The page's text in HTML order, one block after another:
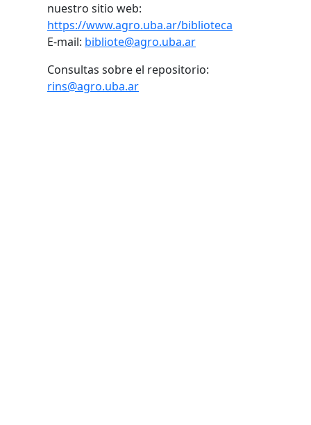
nuestro sitio web:
https://www.agro.uba.ar/biblioteca
E-mail: bibliote@agro.uba.ar
Consultas sobre el repositorio:
rins@agro.uba.ar